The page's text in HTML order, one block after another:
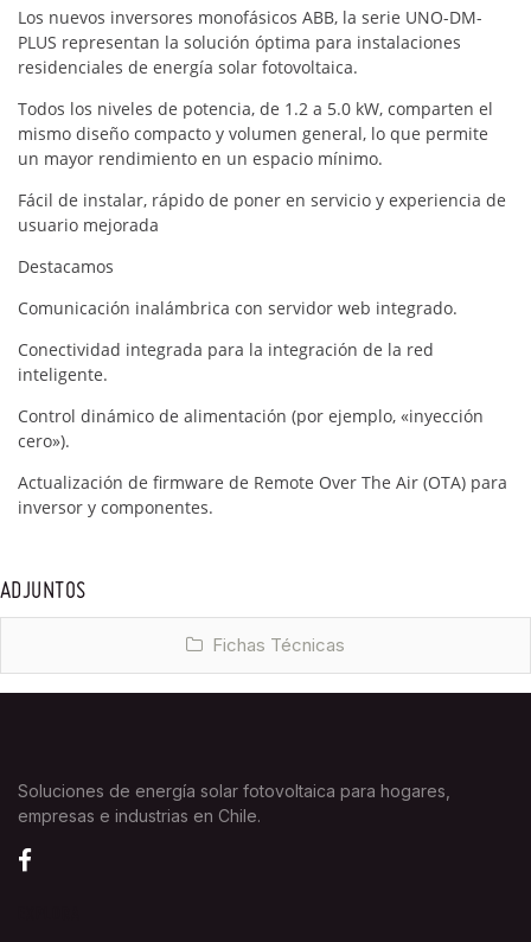
Los nuevos inversores monofásicos ABB, la serie UNO-DM-
PLUS representan la solución óptima para instalaciones
residenciales de energía solar fotovoltaica.
Todos los niveles de potencia, de 1.2 a 5.0 kW, comparten el
mismo diseño compacto y volumen general, lo que permite
un mayor rendimiento en un espacio mínimo.
Fácil de instalar, rápido de poner en servicio y experiencia de
usuario mejorada
Destacamos
Comunicación inalámbrica con servidor web integrado.
Conectividad integrada para la integración de la red
inteligente.
Control dinámico de alimentación (por ejemplo, «inyección
cero»).
Actualización de firmware de Remote Over The Air (OTA) para
inversor y componentes.
ADJUNTOS
Fichas Técnicas
Soluciones de energía solar fotovoltaica para hogares,
empresas e industrias en Chile.